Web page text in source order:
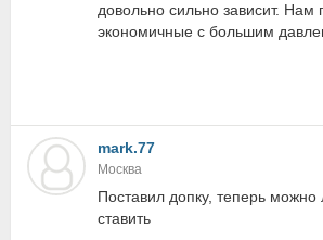
довольно сильно зависит. Нам
экономичные с большим
mark.77
Москва
Поставил допку, теперь
ставить